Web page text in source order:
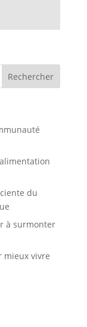
du
à surmonter
mieux vivre